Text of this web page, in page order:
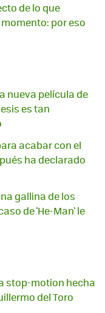
de lo que
por eso
nueva película de
es tan
acabar con el
ha declarado
gallina de los
de 'He-Man' le
stop-motion hecha
del Toro